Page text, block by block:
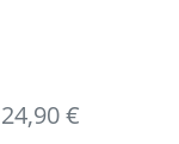
24,90 €